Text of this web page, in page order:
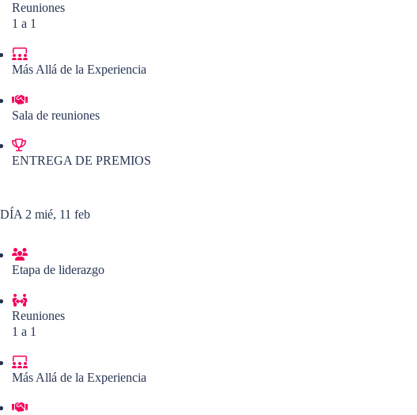
Reuniones
1 a 1
Más Allá de la Experiencia
Sala de reuniones
ENTREGA DE PREMIOS
DÍA 2 mié, 11 feb
Etapa de liderazgo
Reuniones
1 a 1
Más Allá de la Experiencia